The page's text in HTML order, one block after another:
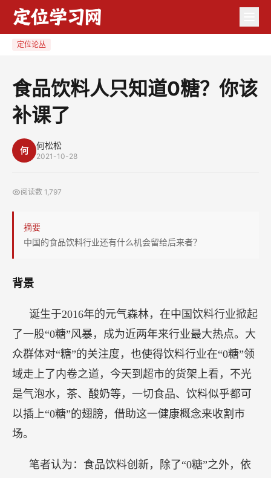
糖？
定位论丛
食品饮料人只知道0糖？你该
补课了
何 何松松
2021-10-28
阅读数 1,797
摘要
中国的食品饮料行业还有什么机会留给后来者？
背景
诞生于2016年的元气森林，在中国饮料行业掀起
了一股“0糖”风暴，成为近两年来行业最大热点。大
众群体对“糖”的关注度，也使得饮料行业在“0糖”领
域走上了内卷之道，今天到超市的货架上看，不光
是气泡水，茶、酸奶等，一切食品、饮料似乎都可
以插上“0糖”的翅膀，借助这一健康概念来收割市
场。
笔者认为：食品饮料创新，除了“0糖”之外，依